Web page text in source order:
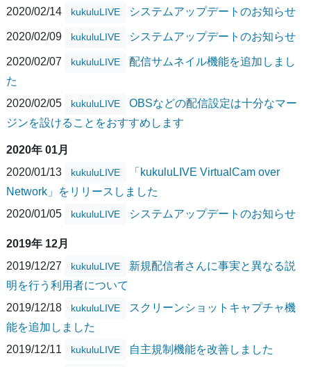
2020/02/14
kukuluLIVE システムアップデートのお知らせ
2020/02/09 kukuluLIVE システムアップデートのお知らせ
2020/02/07 kukuluLIVE
配信サムネイル機能を追加しまし
た
2020/02/05
kukuluLIVE
OBSなどの配信設定は十分なマー
ジンを設けることをおすすめします
2020年 01月
2020/01/13
kukuluLIVE
「kukuluLIVE VirtualCam over
Network」をリリースしました
2020/01/05
kukuluLIVE システムアップデートのお知らせ
2019年 12月
2019/12/27
kukuluLIVE
新規配信者さんに事実と異なる説
明を行う利用者について
2019/12/18
kukuluLIVE
スクリーンショットキャプチャ機
能を追加しました
2019/12/11
kukuluLIVE 自主規制機能を改善しました